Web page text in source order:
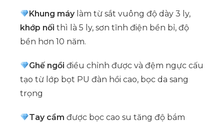
Khung máylàm từ sắt vuông độ dày 3 ly,
khớp nối thì là 5 ly, sơn tĩnh điện bền bỉ, độ
bền hơn 10 năm.
Ghế ngồi điều chỉnh được và đệm ngực cấu
tạo từ lớp bọt PU đàn hồi cao, bọc da sang
trọng
Tay cầm được bọc cao su tăng độ bám